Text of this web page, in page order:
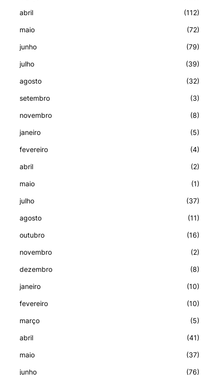
abril (112)
maio (72)
junho (79)
julho (39)
agosto (32)
setembro (3)
novembro (8)
janeiro (5)
fevereiro (4)
abril (2)
maio (1)
julho (37)
agosto (11)
outubro (16)
novembro (2)
dezembro (8)
janeiro (10)
fevereiro (10)
março (5)
abril (41)
maio (37)
junho (76)